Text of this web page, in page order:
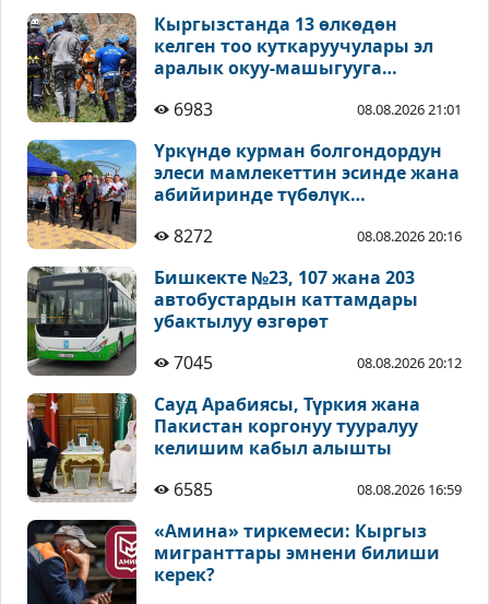
Кыргызстанда 13 өлкөдөн
келген тоо куткаруучулары эл
аралык окуу-машыгууга
6983
08.08.2026 21:01
Үркүндө курман болгондордун
элеси мамлекеттин эсинде жана
абийиринде түбөлүк
8272
08.08.2026 20:16
Бишкекте №23, 107 жана 203
автобустардын каттамдары
убактылуу өзгөрөт
7045
08.08.2026 20:12
Сауд Арабиясы, Түркия жана
Пакистан коргонуу тууралуу
келишим кабыл алышты
6585
08.08.2026 16:59
«Амина» тиркемеси: Кыргыз
мигранттары эмнени билиши
керек?